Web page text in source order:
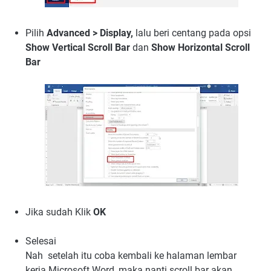
Pilih Advanced > Display, lalu beri centang pada opsi
Show Vertical Scroll Bar dan Show Horizontal Scroll
Bar
Jika sudah Klik OK
Selesai
Nah setelah itu coba kembali ke halaman lembar